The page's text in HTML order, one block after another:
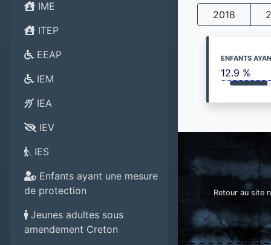
IME
ITEP
EEAP
IEM
IEA
IEV
IES
Enfants ayant une mesure
de protection
Jeunes adultes sous
amendement Creton
2018
ENFANTS
12.9 %
Retour au site